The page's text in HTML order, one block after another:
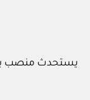
يستحدث منصب